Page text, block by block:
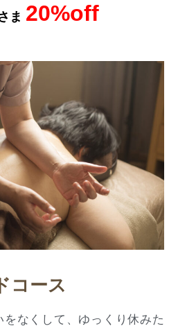
ま 20%off
コース
なくして、ゆっくり休みた